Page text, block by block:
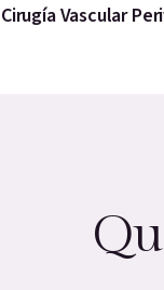
Cirugía Vascular